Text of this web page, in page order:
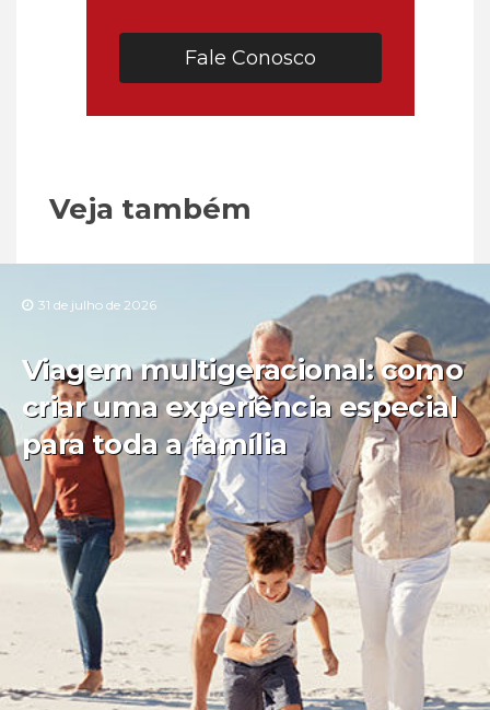
Fale Conosco
Veja também
31 de julho de 2026
Viagem multigeracional: como
criar uma experiência especial
para toda a família